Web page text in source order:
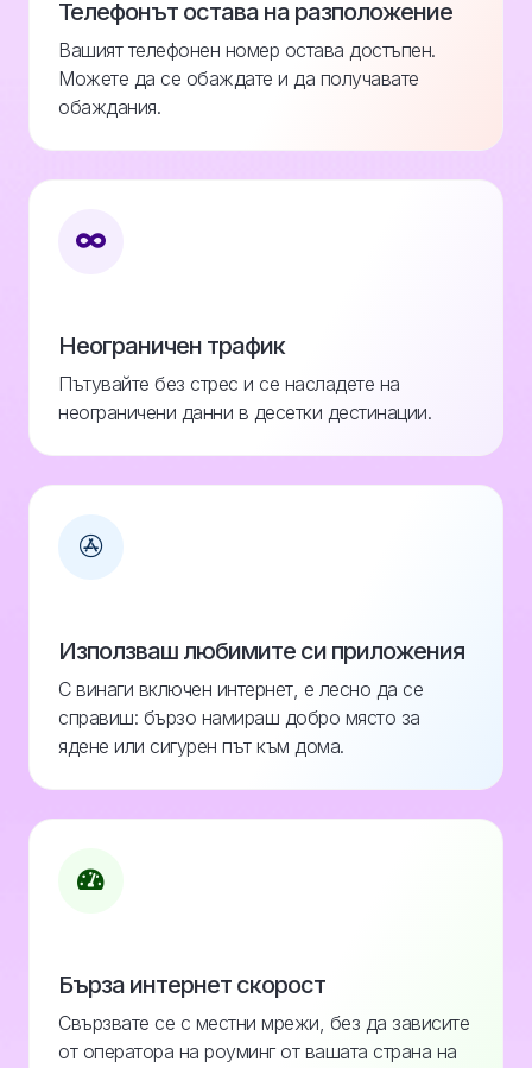
Телефонът остава на разположение
Вашият телефонен номер остава достъпен.
Можете да се обаждате и да получавате
обаждания.
Неограничен трафик
Пътувайте без стрес и се насладете на
неограничени данни в десетки дестинации.
Използваш любимите си приложения
С винаги включен интернет, е лесно да се
справиш: бързо намираш добро място за
ядене или сигурен път към дома.
Бърза интернет скорост
Свързвате се с местни мрежи, без да зависите
от оператора на роуминг от вашата страна на